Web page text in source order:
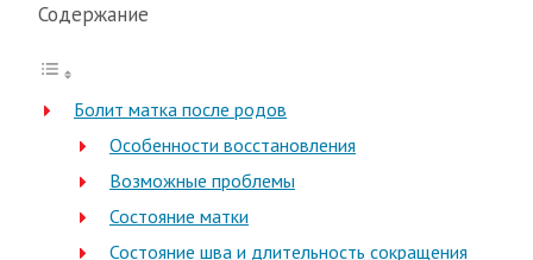
Содержание
Болит матка после родов
Особенности восстановления
Возможные проблемы
Состояние матки
Состояние шва и длительность сокращения